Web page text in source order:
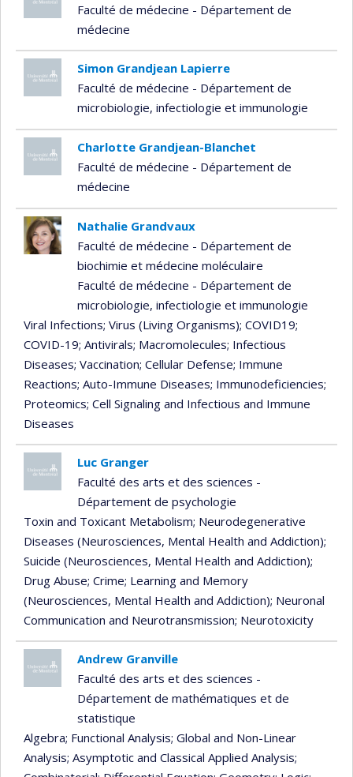
Faculté de médecine - Département de
médecine
Simon Grandjean Lapierre
Faculté de médecine - Département de
microbiologie, infectiologie et immunologie
Charlotte Grandjean-Blanchet
Faculté de médecine - Département de
médecine
Nathalie Grandvaux
Faculté de médecine - Département de
biochimie et médecine moléculaire
Faculté de médecine - Département de
microbiologie, infectiologie et immunologie
Viral Infections; Virus (Living Organisms); COVID19;
COVID-19; Antivirals; Macromolecules; Infectious
Diseases; Vaccination; Cellular Defense; Immune
Reactions; Auto-Immune Diseases; Immunodeficiencies;
Proteomics; Cell Signaling and Infectious and Immune
Diseases
Luc Granger
Faculté des arts et des sciences -
Département de psychologie
Toxin and Toxicant Metabolism; Neurodegenerative
Diseases (Neurosciences, Mental Health and Addiction);
Suicide (Neurosciences, Mental Health and Addiction);
Drug Abuse; Crime; Learning and Memory
(Neurosciences, Mental Health and Addiction); Neuronal
Communication and Neurotransmission; Neurotoxicity
Andrew Granville
Faculté des arts et des sciences -
Département de mathématiques et de
statistique
Algebra; Functional Analysis; Global and Non-Linear
Analysis; Asymptotic and Classical Applied Analysis;